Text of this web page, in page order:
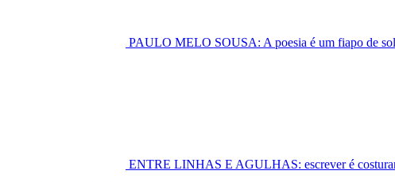
PAULO MELO SOUSA: A poesia é um fiapo de
ENTRE LINHAS E AGULHAS: escrever é